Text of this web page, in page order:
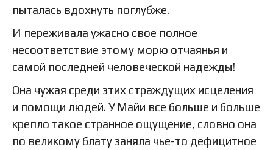
пыталась вдохнуть поглубже.
И переживала ужасно свое полное
несоответствие этому морю отчаянья и
самой последней человеческой надежды!
Она чужая среди этих страждущих исцеления
и помощи людей. У Майи все больше и больше
крепло такое странное ощущение, словно она
по великому блату заняла чье-то дефицитное